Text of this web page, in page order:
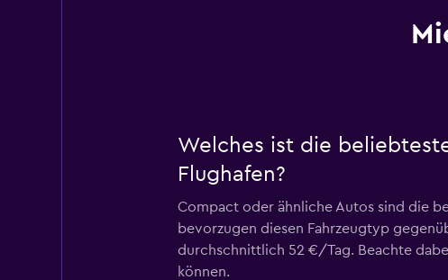
Welches ist die
Flughafen?
Compact oder ähnliche Autos sind die
bevorzugen diesen Fahrzeugtyp
durchschnittlich 52 €/Tag. Beachte
können.